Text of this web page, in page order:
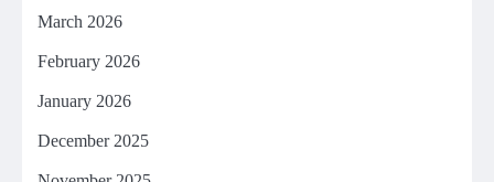
March 2026
February 2026
January 2026
December 2025